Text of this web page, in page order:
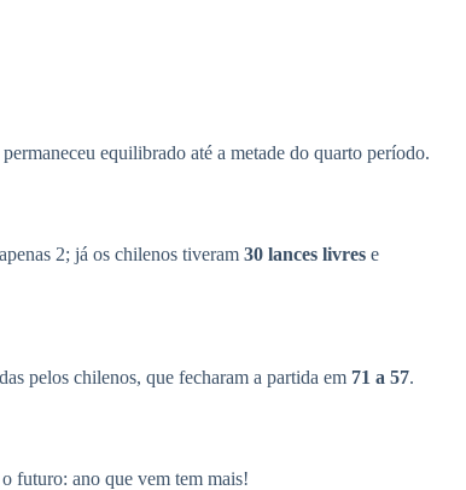
permaneceu equilibrado até a metade do quarto período.
2; já os chilenos tiveram 30 lances livres e
pelos chilenos, que fecharam a partida em 71 a 57.
futuro: ano que vem tem mais!